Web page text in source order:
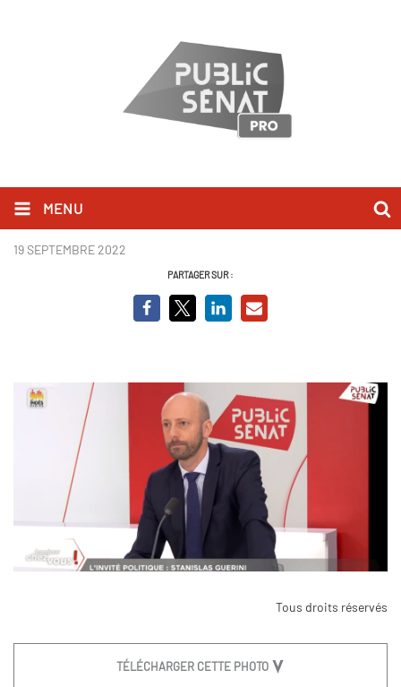
MENU
Stanislas Guerini
19 SEPTEMBRE 2022
PARTAGER SUR :
Tous droits réservés
TÉLÉCHARGER CETTE PHOTO